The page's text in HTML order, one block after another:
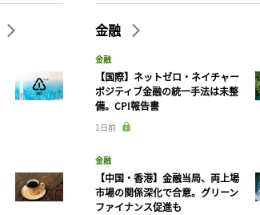
金融
金融
【国際】ネットゼロ・ネイチャー
ポジティブ金融の統一手法は未整
備。CPI報告書
1日前
金融
【中国・香港】金融当局、両上場
市場の関係深化で合意。グリーン
ファイナンス促進も